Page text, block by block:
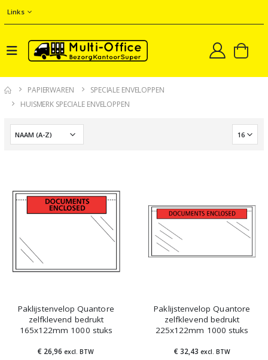
Links
PAPIERWAREN
SPECIALE ENVELOPPEN
HUISMERK SPECIALE ENVELOPPEN
Paklijstenvelop Quantore
zelfklevend bedrukt
165x122mm 1000 stuks
€ 26,96excl. BTW
Paklijstenvelop Quantore
zelfklevend bedrukt
225x122mm 1000 stuks
€ 32,43 excl. BTW